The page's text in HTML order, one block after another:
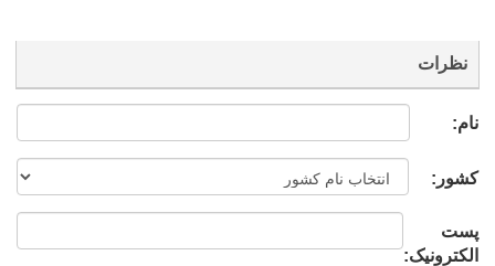
نظرات
نام:
کشور:
پست
الکترونیک: